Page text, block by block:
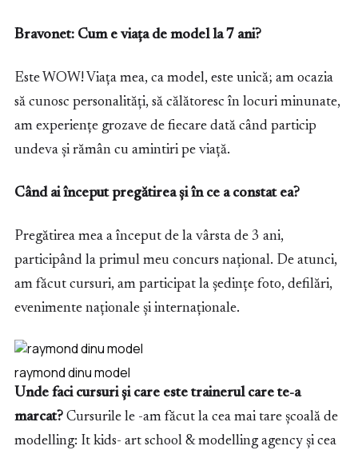
Bravonet: Cum e viața de model la 7 ani?
Este WOW! Viața mea, ca model, este unică; am ocazia
să cunosc personalități, să călătoresc în locuri minunate,
am experiențe grozave de fiecare dată când particip
undeva și rămân cu amintiri pe viață.
Când ai început pregătirea și în ce a constat ea?
Pregătirea mea a început de la vârsta de 3 ani,
participând la primul meu concurs național. De atunci,
am făcut cursuri, am participat la ședințe foto, defilări,
evenimente naționale și internaționale.
raymond dinu model
Unde faci cursuri și care este trainerul care te-a
marcat? Cursurile le -am făcut la cea mai tare școală de
modelling: It kids- art school & modelling agency și cea